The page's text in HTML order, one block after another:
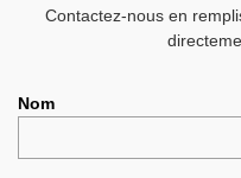
Contactez-nous en
Nom